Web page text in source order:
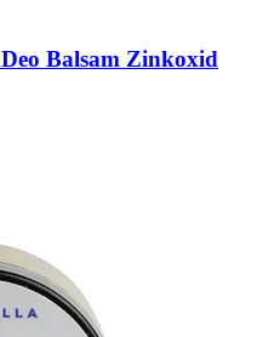
Deo Balsam Zinkoxid